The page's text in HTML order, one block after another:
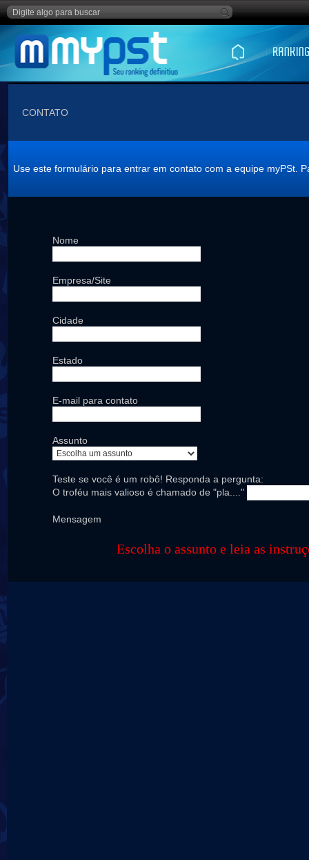
CONTATO
Use este formulário para entrar em contato com a equipe myPSt.
Nome
Empresa/Site
Cidade
Estado
E-mail para contato
Assunto
Teste se você é um robô! Responda a pergunta:
O troféu mais valioso é chamado de "pla...."
Mensagem
Escolha o assunto e leia as